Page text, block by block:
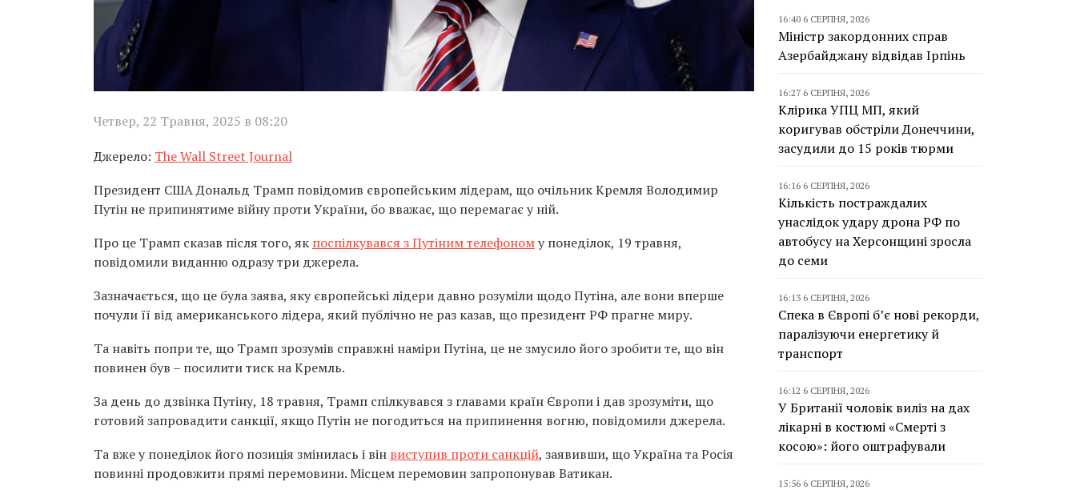
Четвер, 22 Травня, 2025 в 08:20
Джерело: The Wall Street Journal
Президент США Дональд Трамп повідомив європейським лідерам, що очільник Кремля Володимир
Путін не припинятиме війну проти України, бо вважає, що перемагає у ній.
Про це Трамп сказав після того, як поспілкувався з Путіним телефоному понеділок, 19 травня,
повідомили виданню одразу три джерела.
Зазначається, що це була заява, яку європейські лідери давно розуміли щодо Путіна, але вони вперше
почули її від американського лідера, який публічно не раз казав, що президент РФ прагне миру.
Та навіть попри те, що Трамп зрозумів справжні наміри Путіна, це не змусило його зробити те, що він
повинен був – посилити тиск на Кремль.
За день до дзвінка Путіну, 18 травня, Трамп спілкувався з главами країн Європи і дав зрозуміти, що
готовий запровадити санкції, якщо Путін не погодиться на припинення вогню, повідомили джерела.
Та вже у понеділок його позиція змінилась і він виступив проти санкцій, заявивши, що Україна та Росія
повинні продовжити прямі перемовини. Місцем перемовин запропонував Ватикан.
16:40 6 СЕРПНЯ, 2026
Міністр закордонних справ
Азербайджану відвідав Ірпінь
16:27 6 СЕРПНЯ, 2026
Клірика УПЦ МП, який
коригував обстріли Донеччини,
засудили до 15 років тюрми
16:16 6 СЕРПНЯ, 2026
Кількість постраждалих
унаслідок удару дрона РФ по
автобусу на Херсонщині зросла
до семи
16:13 6 СЕРПНЯ, 2026
Спека в Європі б’є нові рекорди,
паралізуючи енергетику й
транспорт
16:12 6 СЕРПНЯ, 2026
У Британії чоловік виліз на дах
лікарні в костюмі «Смерті з
косою»: його оштрафували
15:56 6 СЕРПНЯ, 2026